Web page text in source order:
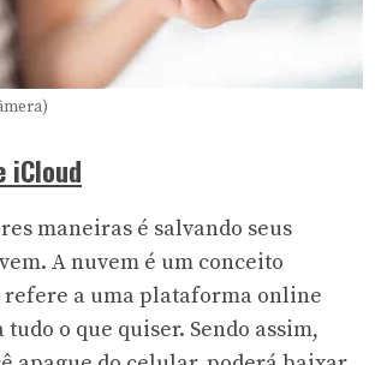
iCloud
maneiras é salvando seus
A nuvem é um conceito
refere a uma plataforma online
tudo o que quiser. Sendo assim,